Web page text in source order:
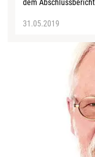
dem
31.05.2019